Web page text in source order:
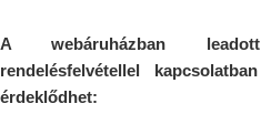
A webáruházban
rendelésfelvétellel
érdeklődhet: